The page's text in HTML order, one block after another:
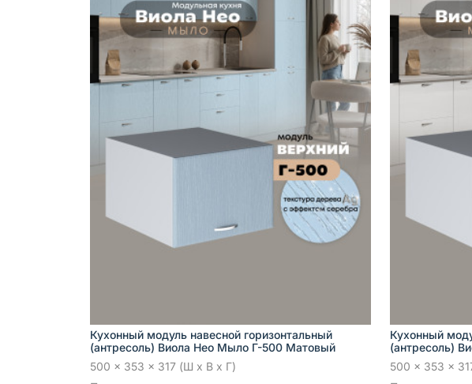
Кухонный модуль навесной горизонтальный
(антресоль) Виола Нео Мыло Г-500 Матовый
500 x 353 x 317 (Ш x В x Г)
Кухонный
(антресоль)
500 x 353 x